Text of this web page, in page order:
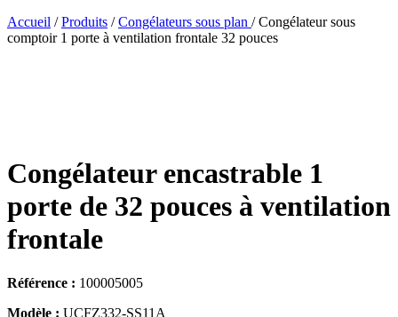
Accueil / Produits / Congélateurs sous plan / Congélateur sous
comptoir 1 porte à ventilation frontale 32 pouces
Congélateur encastrable 1
porte de 32 pouces à ventilation
frontale
Référence : 100005005
Modèle : UCFZ332-SS11A